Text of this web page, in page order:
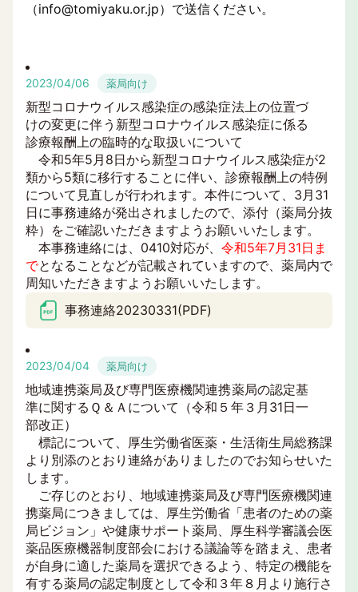
（info@tomiyaku.or.jp）で送信ください。
2023/04/06 薬局向け
新型コロナウイルス感染症の感染症法上の位置づ
けの変更に伴う新型コロナウイルス感染症に係る
診療報酬上の臨時的な取扱いについて
令和5年5月8日から新型コロナウイルス感染症が2
類から5類に移行することに伴い、診療報酬上の特例
について見直しが行われます。本件について、3月31
日に事務連絡が発出されましたので、添付（薬局分抜
粋）をご確認いただきますようお願いいたします。
本事務連絡には、0410対応が、 令和5年7月31日ま
でとなることなどが記載されていますので、薬局内で
周知いただきますようお願いいたします。
事務連絡20230331(PDF)
2023/04/04 薬局向け
地域連携薬局及び専門医療機関連携薬局の認定基
準に関するＱ＆Ａについて（令和５年３月31日一
部改正）
標記について、厚生労働省医薬・生活衛生局総務課
より別添のとおり連絡がありましたのでお知らせいた
します。
ご存じのとおり、地域連携薬局及び専門医療機関連
携薬局につきましては、厚生労働省「患者のための薬
局ビジョン」や健康サポート薬局、厚生科学審議会医
薬品医療機器制度部会における議論等を踏まえ、患者
が自身に適した薬局を選択できるよう、特定の機能を
有する薬局の認定制度として令和３年８月より施行さ